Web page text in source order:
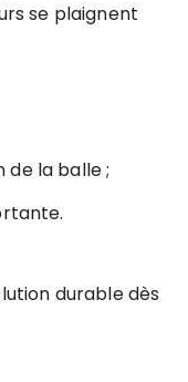
se plaignent
de la balle ;
durable dès